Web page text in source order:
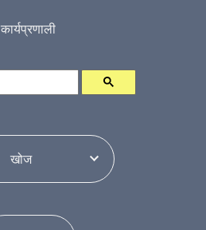
कार्यप्रणाली
विषय सूची परिवर्तन करें